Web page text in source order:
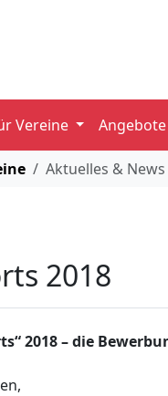
Vereine
Aktuelles & News
2018
2018 – die